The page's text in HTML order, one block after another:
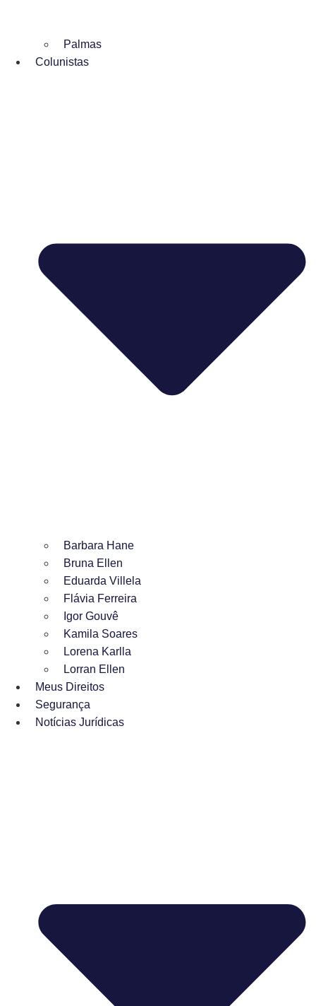
Palmas
Colunistas
Barbara Hane
Bruna Ellen
Eduarda Villela
Flávia Ferreira
Igor Gouvê
Kamila Soares
Lorena Karlla
Lorran Ellen
Meus Direitos
Segurança
Notícias Jurídicas